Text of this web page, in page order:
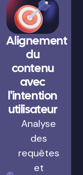
Alignement
du
contenu
avec
l'intention
utilisateur
Analyse
des
requêtes
et